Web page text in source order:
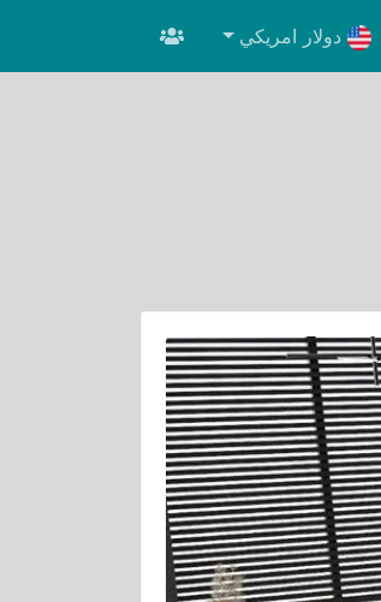
دولار امريكي